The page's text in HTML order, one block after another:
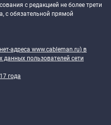
с редакцией не более трети
с обязательной прямой
адреса www.cableman.ru) в
пользователей сети
года